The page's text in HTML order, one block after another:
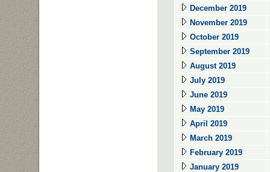
December 2019
November 2019
October 2019
September 2019
August 2019
July 2019
June 2019
May 2019
April 2019
March 2019
February 2019
January 2019